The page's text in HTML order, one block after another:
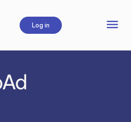
Log in menu